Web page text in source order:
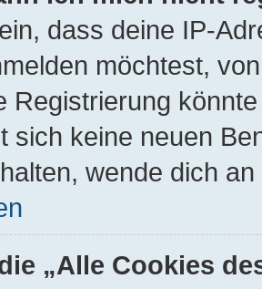
dass deine IP-
möchtest,
Registrierung
sich keine neuen
wende dich
„Alle Cookies